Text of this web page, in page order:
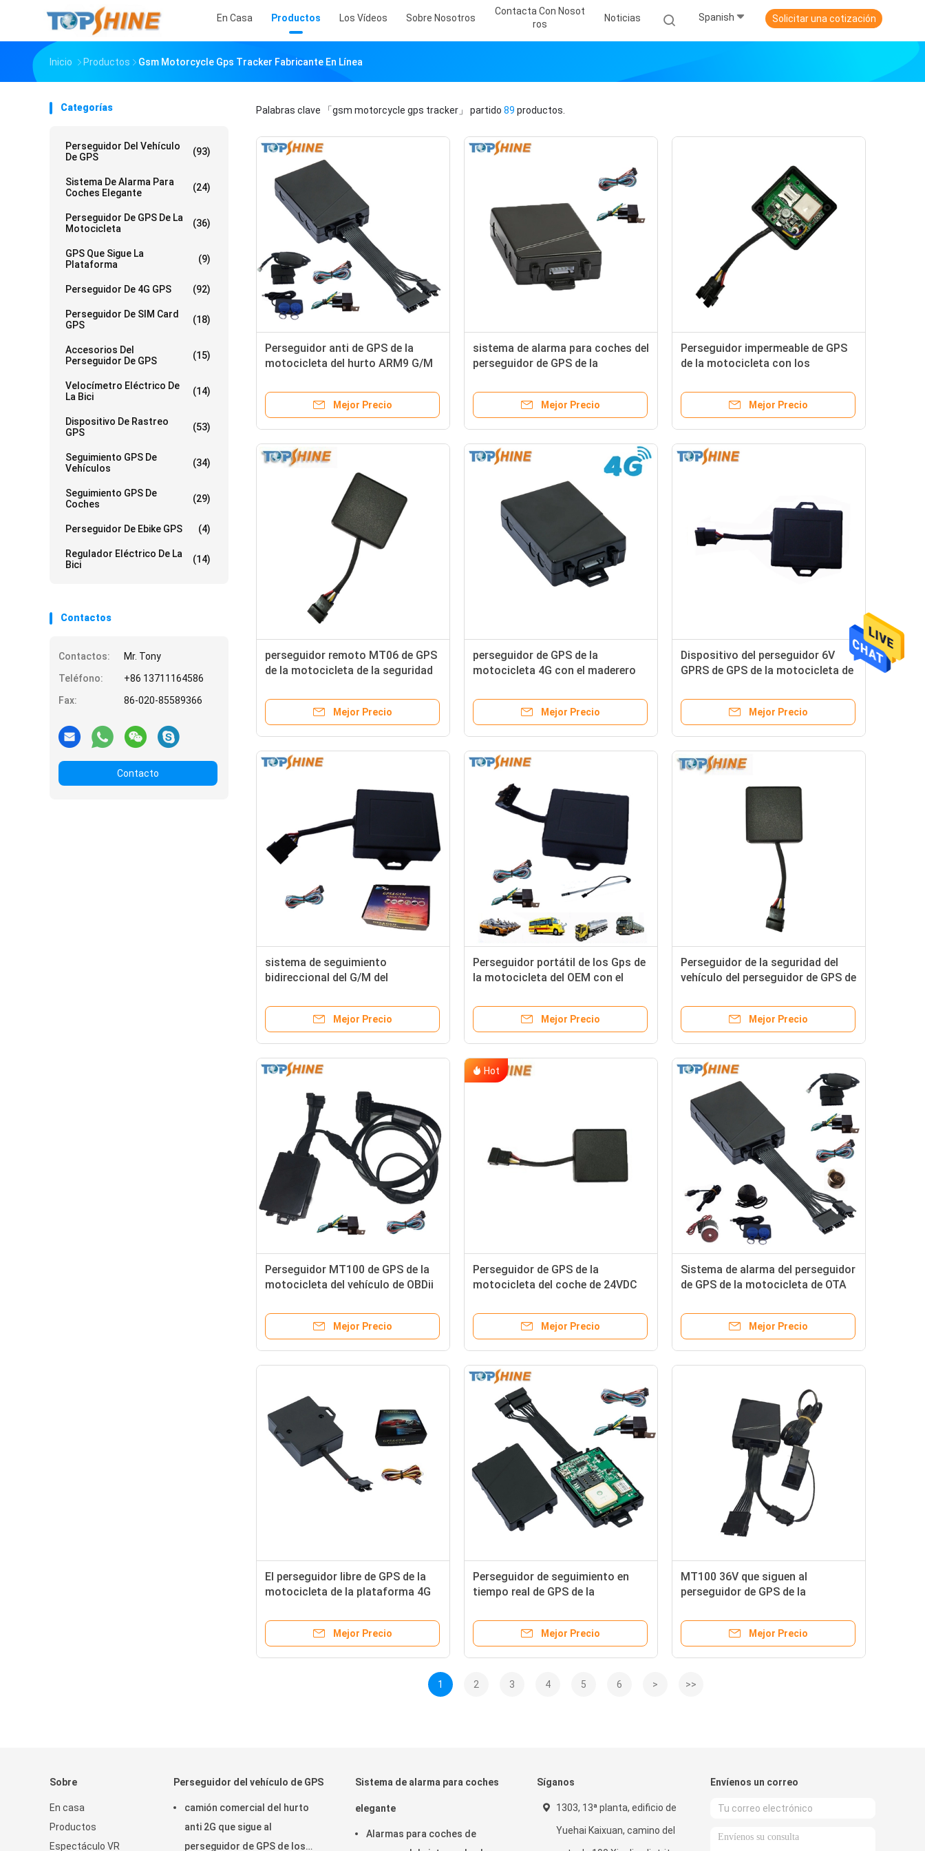
En Casa Productos Los Vídeos Sobre Nosotros
Contacta Con Nosot
Ros
Noticias Spanish Solicitar una cotización
Inicio Productos Gsm Motorcycle Gps Tracker Fabricante En Línea
Categorías
Perseguidor Del Vehículo
De GPS
(93)
Sistema De Alarma Para
Coches Elegante
(24)
Perseguidor De GPS De La
Motocicleta
(36)
GPS Que Sigue La
Plataforma
(9)
Perseguidor De 4G GPS (92)
Perseguidor De SIM Card
GPS
(18)
Accesorios Del
Perseguidor De GPS
(15)
Velocímetro Eléctrico De
La Bici
(14)
Dispositivo De Rastreo
GPS
(53)
Seguimiento GPS De
Vehículos
(34)
Seguimiento GPS De
Coches
(29)
Perseguidor De Ebike GPS (4)
Regulador Eléctrico De La
Bici
(14)
Contactos
Contactos:
Mr. Tony
Teléfono:
+86 13711164586
Fax:
86-020-85589366
Contacto
Palabras clave 「gsm motorcycle gps tracker」 partido 89 productos.
Perseguidor anti de GPS de la
motocicleta del hurto ARM9 G/M
coche del camión
Mejor Precio
sistema de alarma para coches del
perseguidor de GPS de la
SIM Card doble
Mejor Precio
Perseguidor impermeable de GPS
de la motocicleta con los
Mejor Precio
perseguidor remoto MT06 de GPS
de la motocicleta de la seguridad
Android
Mejor Precio
perseguidor de GPS de la
motocicleta 4G con el maderero
motor
Mejor Precio
Dispositivo del perseguidor 6V
GPRS de GPS de la motocicleta de
Mejor Precio
sistema de seguimiento
bidireccional del G/M del
Waterproof Motorcycle GPS
Mejor Precio
Perseguidor portátil de los Gps de
la motocicleta del OEM con el
Mejor Precio
Perseguidor de la seguridad del
vehículo del perseguidor de GPS de
FCC con el sistema de
seguimiento libreMejor Precio
Perseguidor MT100 de GPS de la
motocicleta del vehículo de OBDii
Mejor Precio
Hot
Perseguidor de GPS de la
motocicleta del coche de 24VDC
la velocidad
Mejor Precio
Sistema de alarma del perseguidor
de GPS de la motocicleta de OTA
combustible
Mejor Precio
El perseguidor libre de GPS de la
motocicleta de la plataforma 4G
sistema 6 para la seguridad del
autobús del camión
Mejor Precio
Perseguidor de seguimiento en
tiempo real de GPS de la
RFID para el autobús escolar
Mejor Precio
MT100 36V que siguen al
perseguidor de GPS de la
huella dactilar identifican el
Mejor Precio
1 2 3 4 5 6 > >>
Sobre
En casa
Productos
Espectáculo VR
Perseguidor del vehículo de GPS
camión comercial del hurto
anti 2G que sigue al
perseguidor de GPS de los
Sistema de alarma para coches
elegante
Alarmas para coches de
Síganos
1303, 13ª planta, edificio de
Yuehai Kaixuan, camino del
Envíenos un correo